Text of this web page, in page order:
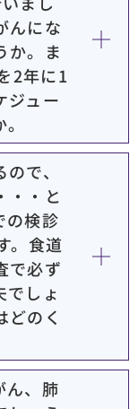
んにな
か。ま
2年に1
ジュー
で、
・・と
の検診
。食道
で必ず
でしょ
どのく
ん、肺